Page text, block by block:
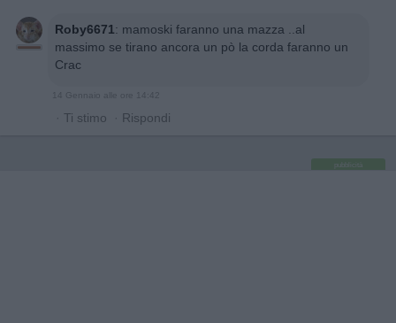
Roby6671: mamoski faranno una mazza ..al
massimo se tirano ancora un pò la corda faranno un
Crac
14 Gennaio alle ore 14:42
· Ti stimo · Rispondi
pubblicità